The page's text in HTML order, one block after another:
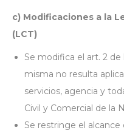
c) Modificaciones a la
(LCT)
Se modifica el art. 2 de
misma no resulta
servicios, agencia y
Civil y Comercial de la
Se restringe el